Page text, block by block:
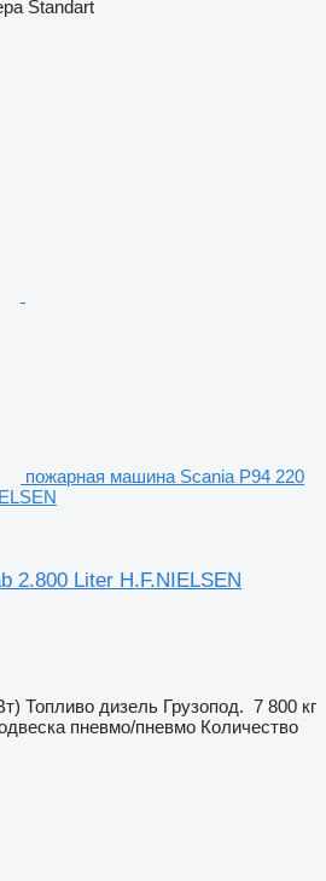
Standart
пожарная машина Scania P94 220
2.800 Liter H.F.NIELSEN
Топливо дизель Грузопод. 7 800 кг
пневмо/пневмо Количество